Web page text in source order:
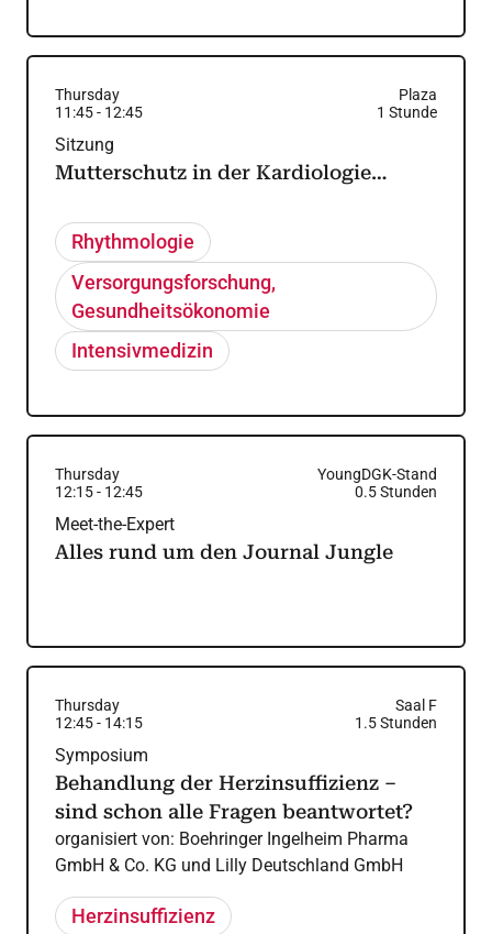
Thursday
Plaza
11:45- 12:45 1 Stunde
Sitzung
Mutterschutz in der Kardiologie…
Rhythmologie
Versorgungsforschung,
Gesundheitsökonomie
Intensivmedizin
Thursday
YoungDGK-Stand
12:15- 12:45 0.5Stunden
Meet-the-Expert
Alles rund um den Journal Jungle
Thursday
Saal F
12:45- 14:15 1.5Stunden
Symposium
Behandlung der Herzinsuffizienz –
sind schon alle Fragen beantwortet?
organisiert von: Boehringer Ingelheim Pharma
GmbH & Co. KG und Lilly Deutschland GmbH
Herzinsuffizienz